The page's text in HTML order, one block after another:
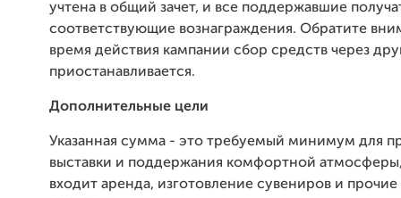
учтена в общий зачет, и все поддержавшие
соответствующие вознаграждения. Обратите
время действия кампании сбор средств через
приостанавливается.
Дополнительные цели
Указанная сумма - это требуемый минимум для
выставки и поддержания комфортной
входит аренда, изготовление сувениров и прочие